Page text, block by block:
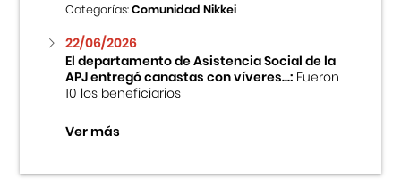
Categorías:Comunidad Nikkei
22/06/2026
El departamento de Asistencia Social de la
APJ entregó canastas con víveres...:Fueron
10 los beneficiarios
Ver más